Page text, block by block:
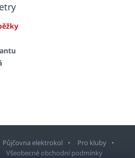
Půjčovna elektrokol
Pro kluby
Všeobecné obchodní podmínky